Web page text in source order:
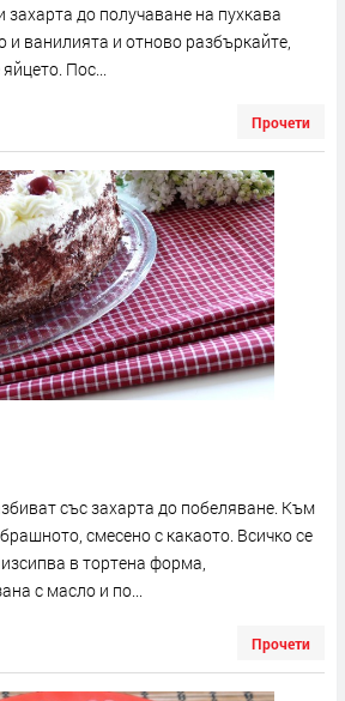
до получаване на пухкава
и ванилията и отново разбъркайте,
Пос...
Прочети
със захарта до побеляване. Към
смесено с какаото. Всичко се
в тортена форма,
с масло и по...
Прочети